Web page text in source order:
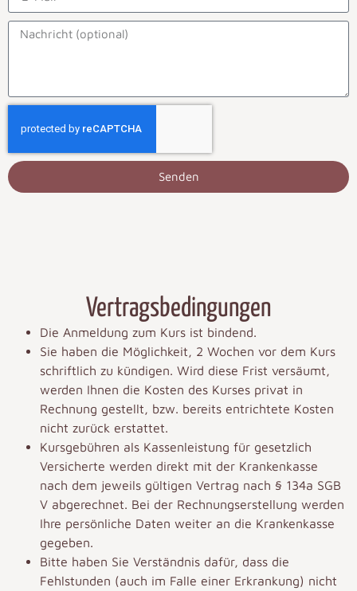
Senden
Vertragsbedingungen
Die Anmeldung zum Kurs ist bindend.
Sie haben die Möglichkeit, 2 Wochen vor dem Kurs
schriftlich zu kündigen. Wird diese Frist versäumt,
werden Ihnen die Kosten des Kurses privat in
Rechnung gestellt, bzw. bereits entrichtete Kosten
nicht zurück erstattet.
Kursgebühren als Kassenleistung für gesetzlich
Versicherte werden direkt mit der Krankenkasse
nach dem jeweils gültigen Vertrag nach § 134a SGB
V abgerechnet. Bei der Rechnungserstellung werden
Ihre persönliche Daten weiter an die Krankenkasse
gegeben.
Bitte haben Sie Verständnis dafür, dass die
Fehlstunden (auch im Falle einer Erkrankung) nicht